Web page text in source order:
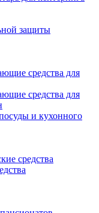
защиты
средства для
средства для
и кухонного
средства